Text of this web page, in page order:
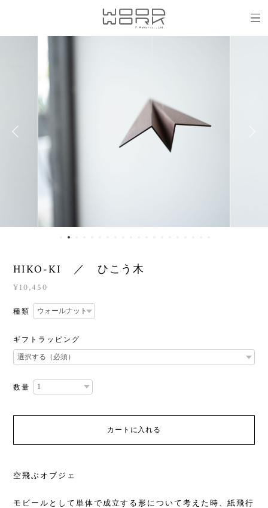
HIKO-KI ／ ひこう木
¥10,450
種類
ギフトラッピング
数量
カートに入れる
空飛ぶオブジェ
モビールとして単体で成立する形について考えた時、紙飛行